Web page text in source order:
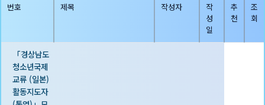
번호 제목 작성자
작
성
일
추
천
조
회
「경상남도
청소년국제
교류 (일본)
활동지도자